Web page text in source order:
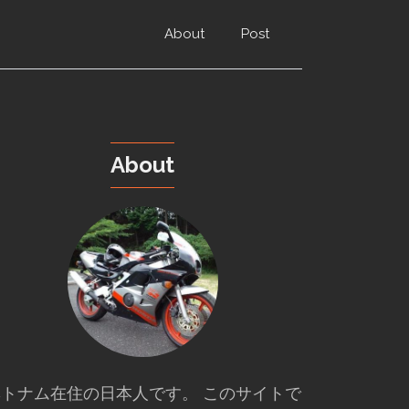
About Post
About
ナム在住の日本人です。 このサイトで